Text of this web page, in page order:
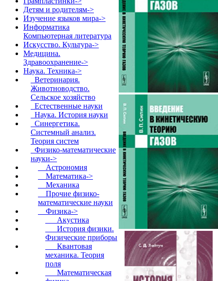
Детям и родителям->
Изучение языков мира->
Информатика
Компьютерная литература
Искусство. Культура->
Медицина.
Здравоохранение->
Наука. Техника->
Ветеринария.
Животноводство.
Сельское хозяйство
Естественные науки
Наука. История науки
Синергетика.
Системный анализ.
Теория систем
Физико-математические
науки->
Астрономия
Математика->
Механика
Прочие физико-
математические науки
Физика->
Акустика
История физики.
Физические приборы
Квантовая
механика. Теория
поля
Математическая